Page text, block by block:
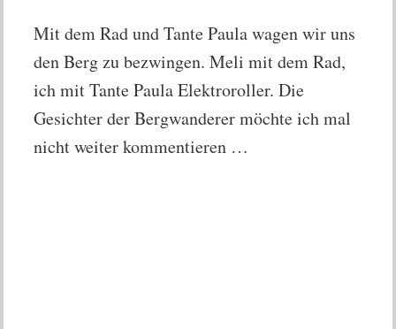
Mit dem Rad und Tante Paula wagen wir uns
den Berg zu bezwingen. Meli mit dem Rad,
ich mit Tante Paula Elektroroller. Die
Gesichter der Bergwanderer möchte ich mal
nicht weiter kommentieren …